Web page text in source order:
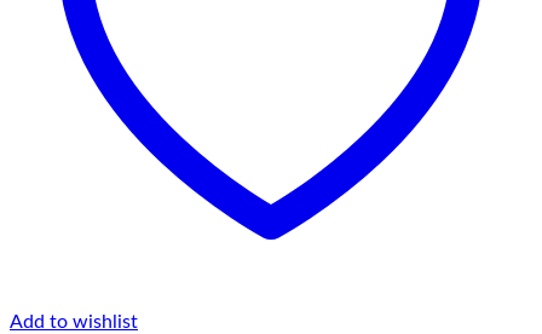
Add to wishlist